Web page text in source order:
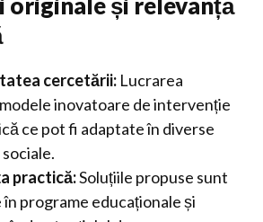
cercetării: Lucrarea
inovatoare de intervenție
ce pot fi adaptate în diverse
practică:Soluțiile propuse sunt
în programe educaționale și